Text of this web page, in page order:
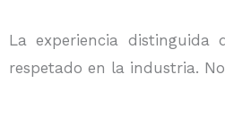
La experiencia distinguida
respetado en la industria.